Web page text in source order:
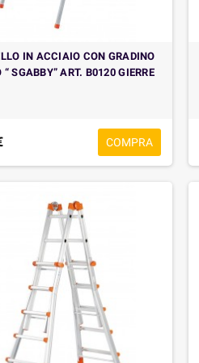
IN ACCIAIO CON GRADINO
“ SGABBY” ART. B0120 GIERRE
COMPRA